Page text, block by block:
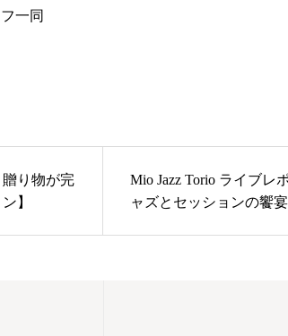
一同
り物が完
】
Mio Jazz Torio ライブレ
ャズとセッションの饗宴